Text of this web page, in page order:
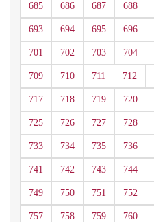
685 686 687 688
693 694 695 696
701 702 703 704
709 710 711 712
717 718 719 720
725 726 727 728
733 734 735 736
741 742 743 744
749 750 751 752
757 758 759 760